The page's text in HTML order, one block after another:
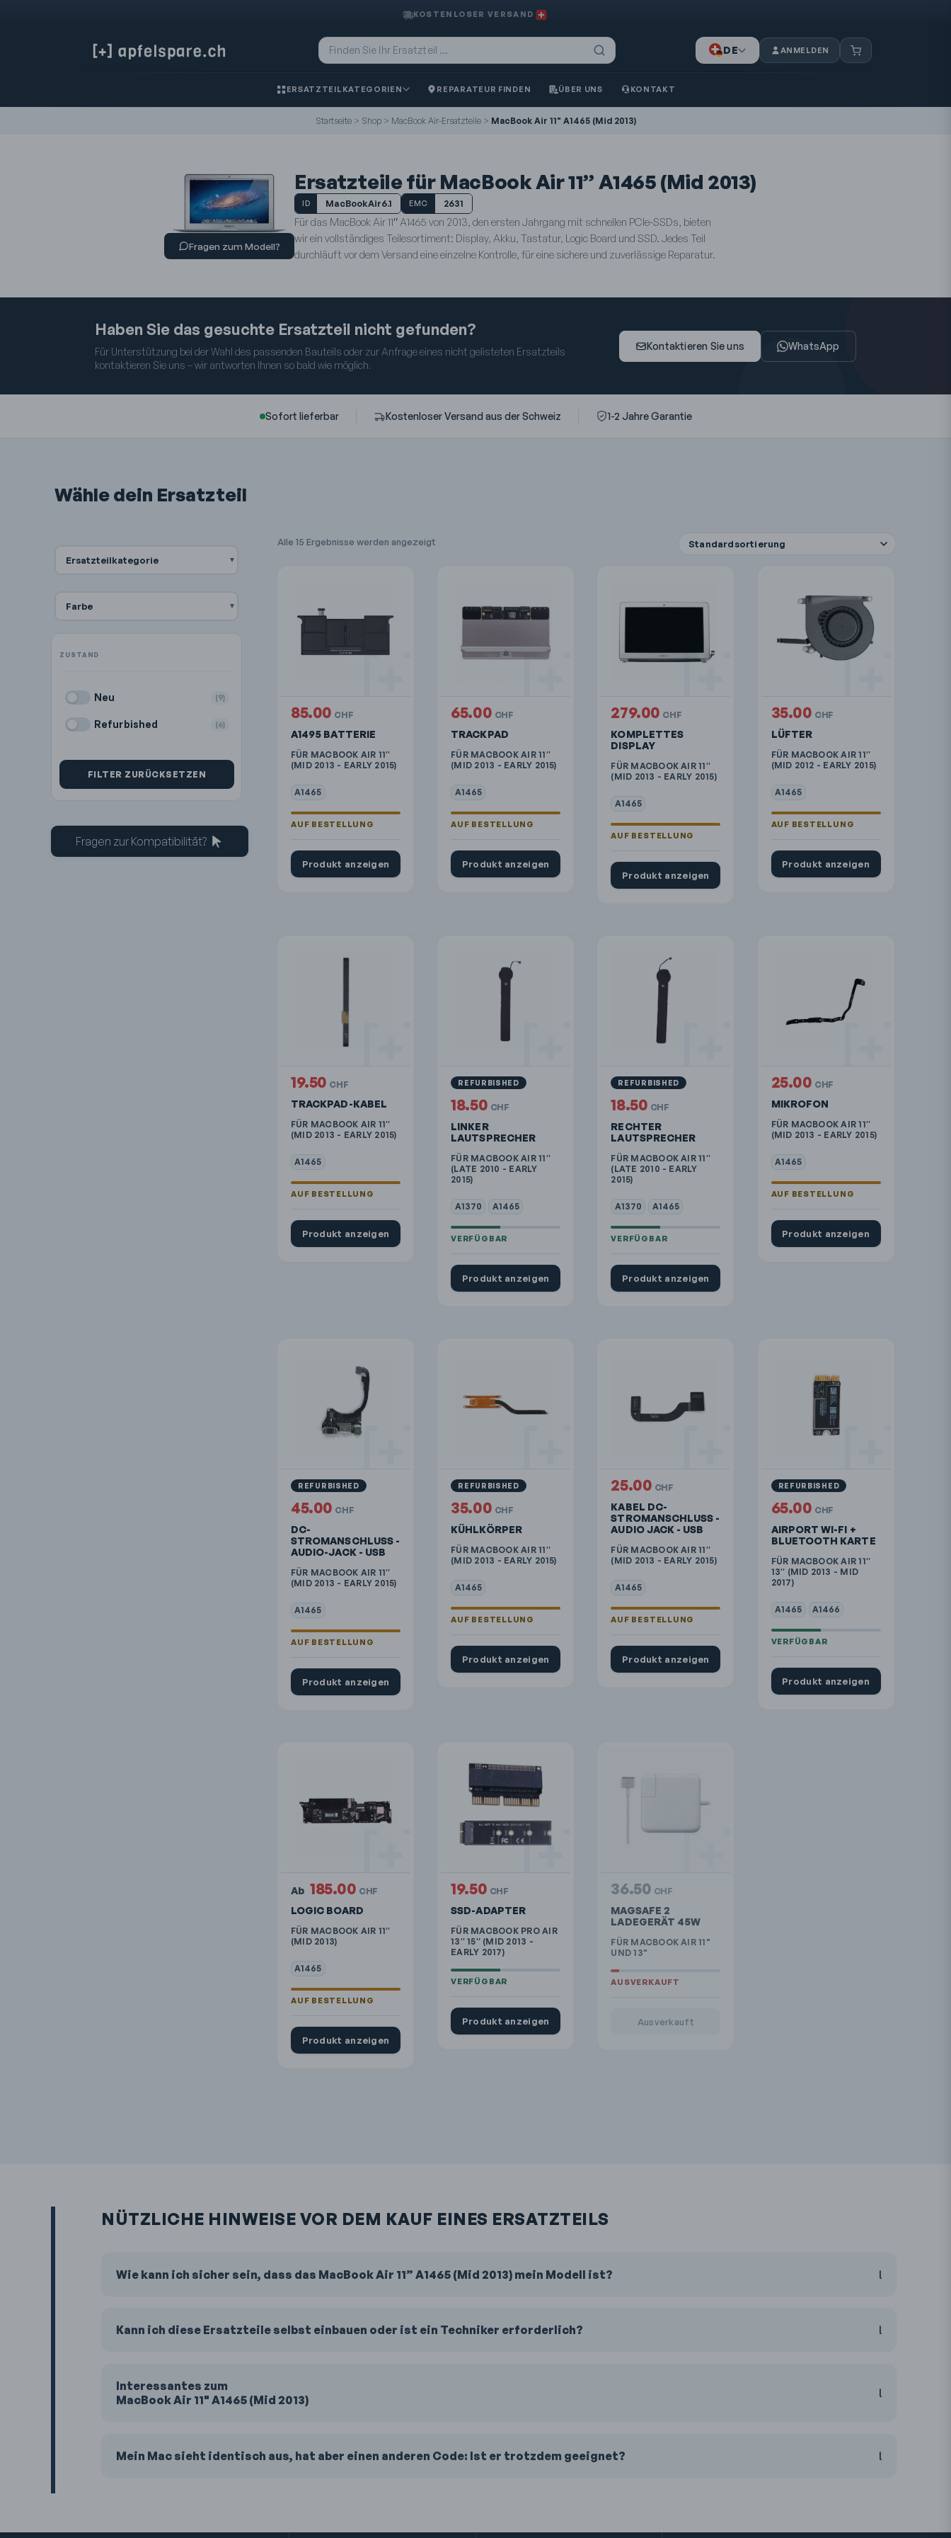
KOSTENLOSER VERSAND
DE
ANMELDEN
ERSATZTEILKATEGORIEN REPARATEUR FINDEN ÜBER UNS KONTAKT
Startseite> Shop> MacBook Air-Ersatzteile> MacBook Air 11" A1465 (Mid 2013)
Fragen zum Modell?
Ersatzteile für MacBook Air 11” A1465 (Mid 2013)
ID MacBookAir6.1 EMC 2631
Für das MacBook Air 11″ A1465 von 2013, den ersten Jahrgang mit schnellen PCIe-SSDs, bieten
wir ein vollständiges Teilesortiment: Display, Akku, Tastatur, Logic Board und SSD. Jedes Teil
durchläuft vor dem Versand eine einzelne Kontrolle, für eine sichere und zuverlässige Reparatur.
Haben Sie das gesuchte Ersatzteil nicht gefunden?
Für Unterstützung bei der Wahl des passenden Bauteils oder zur Anfrage eines nicht gelisteten Ersatzteils
kontaktieren Sie uns – wir antworten Ihnen so bald wie möglich.
Kontaktieren Sie uns WhatsApp
Sofort lieferbar Kostenloser Versand aus der Schweiz 1-2 Jahre Garantie
Wähle dein Ersatzteil
Ersatzteilkategorie
Farbe
Neu (9)
Refurbished (6)
FILTER ZURÜCKSETZEN
Fragen zur Kompatibilität?
Alle 15 Ergebnisse werden angezeigt
A1495 BATTERIE
FÜR MACBOOK AIR 11″
(MID 2013 - EARLY 2015)
A1465
85.00 CHF
Produkt anzeigen
TRACKPAD
FÜR MACBOOK AIR 11″
(MID 2013 - EARLY 2015)
A1465
65.00 CHF
Produkt anzeigen
KOMPLETTES
DISPLAY
FÜR MACBOOK AIR 11″
(MID 2013 - EARLY 2015)
A1465
279.00 CHF
Produkt anzeigen
LÜFTER
FÜR MACBOOK AIR 11″
(MID 2012 - EARLY 2015)
A1465
35.00 CHF
Produkt anzeigen
TRACKPAD-KABEL
FÜR MACBOOK AIR 11″
(MID 2013 - EARLY 2015)
A1465
19.50 CHF
Produkt anzeigen
LINKER
LAUTSPRECHER
FÜR MACBOOK AIR 11″
(LATE 2010 - EARLY
2015)
A1370 A1465
REFURBISHED
18.50 CHF
Produkt anzeigen
RECHTER
LAUTSPRECHER
FÜR MACBOOK AIR 11″
(LATE 2010 - EARLY
2015)
A1370 A1465
REFURBISHED
18.50 CHF
Produkt anzeigen
MIKROFON
FÜR MACBOOK AIR 11″
(MID 2013 - EARLY 2015)
A1465
25.00 CHF
Produkt anzeigen
DC-
STROMANSCHLUSS -
AUDIO-JACK - USB
FÜR MACBOOK AIR 11″
(MID 2013 - EARLY 2015)
A1465
REFURBISHED
45.00 CHF
Produkt anzeigen
KÜHLKÖRPER
FÜR MACBOOK AIR 11″
(MID 2013 - EARLY 2015)
A1465
REFURBISHED
35.00 CHF
Produkt anzeigen
KABEL DC-
STROMANSCHLUSS -
AUDIO JACK - USB
FÜR MACBOOK AIR 11″
(MID 2013 - EARLY 2015)
A1465
25.00 CHF
Produkt anzeigen
AIRPORT WI-FI +
BLUETOOTH KARTE
FÜR MACBOOK AIR 11″
13″ (MID 2013 - MID
2017)
A1465 A1466
REFURBISHED
65.00 CHF
Produkt anzeigen
LOGIC BOARD
FÜR MACBOOK AIR 11″
(MID 2013)
A1465
Ab 185.00 CHF
Produkt anzeigen
SSD-ADAPTER
FÜR MACBOOK PRO AIR
13″ 15″ (MID 2013 -
EARLY 2017)
19.50 CHF
Produkt anzeigen
MAGSAFE 2
LADEGERÄT 45W
FÜR MACBOOK AIR 11"
UND 13"
36.50 CHF
Ausverkauft
NÜTZLICHE HINWEISE VOR DEM KAUF EINES ERSATZTEILS
Wie kann ich sicher sein, dass das MacBook Air 11” A1465 (Mid 2013) mein Modell ist?
Kann ich diese Ersatzteile selbst einbauen oder ist ein Techniker erforderlich?
Interessantes zum
MacBook Air 11" A1465 (Mid 2013)
Mein Mac sieht identisch aus, hat aber einen anderen Code: Ist er trotzdem geeignet?